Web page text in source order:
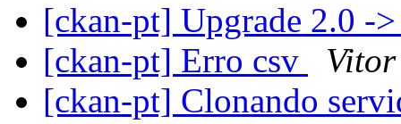
[ckan-pt] Upgrade 2.0 -
[ckan-pt] Erro csv
[ckan-pt] Clonando